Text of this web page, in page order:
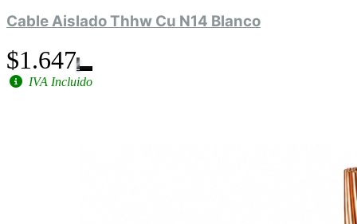
Cable Aislado Thhw Cu N14 Blanco
$1.647
IVA Incluido